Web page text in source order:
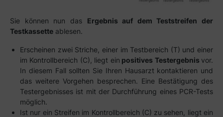
Sie können nun das Ergebnis auf dem Teststreifen der
Testkassette ablesen.
Erscheinen zwei Striche, einer im Testbereich (T) und einer
im Kontrollbereich (C), liegt ein positives Testergebnis vor.
In diesem Fall sollten Sie Ihren Hausarzt kontaktieren und
das weitere Vorgehen besprechen. Eine Bestätigung des
Testergebnisses ist mit der Durchführung eines PCR-Tests
möglich.
Ist nur ein Streifen im Kontrollbereich (C) zu sehen, liegt ein